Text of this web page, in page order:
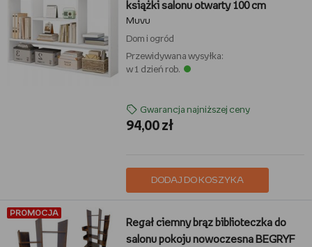
książki salonu otwarty 100 cm
Muvu
Dom i ogród
Przewidywana wysyłka:
w 1 dzień rob.
Gwarancja najniższej ceny
94,00 zł
DODAJ DO KOSZYKA
PROMOCJA
Regał ciemny brąz biblioteczka do
salonu pokoju nowoczesna BEGRYF